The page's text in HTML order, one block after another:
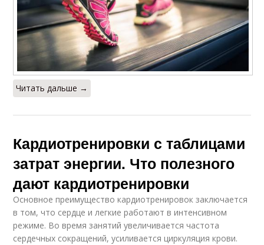
Читать дальше →
Кардиотренировки с таблицами
затрат энергии. Что полезного
дают кардиотренировки
Основное преимущество кардиотренировок заключается
в том, что сердце и легкие работают в интенсивном
режиме. Во время занятий увеличивается частота
сердечных сокращений, усиливается циркуляция крови.